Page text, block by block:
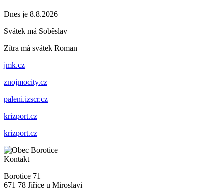
Dnes je 8.8.2026
Svátek má Soběslav
Zítra má svátek Roman
jmk.cz
znojmocity.cz
paleni.izscr.cz
krizport.cz
krizport.cz
Kontakt
Borotice 71
671 78 Jiřice u Miroslavi